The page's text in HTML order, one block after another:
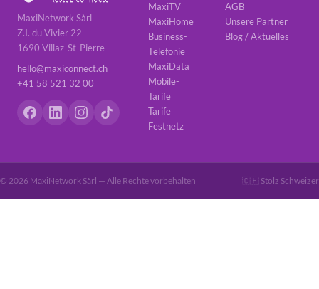
MaxiNetwork Sàrl
Z.I. du Vivier 22
1690 Villaz-St-Pierre
hello@maxiconnect.ch
+41 58 521 32 00
MaxiTV
MaxiHome
Business-
Telefonie
MaxiData
Mobile-
Tarife
Tarife
Festnetz
AGB
Unsere Partner
Blog / Aktuelles
© 2026 MaxiNetwork Sàrl — Alle Rechte vorbehalten 🇨🇭 Stolz Schweizer